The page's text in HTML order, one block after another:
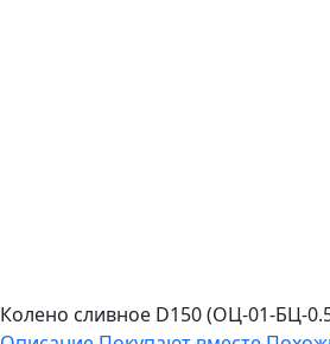
Колено сливное D150 (ОЦ-01-БЦ-